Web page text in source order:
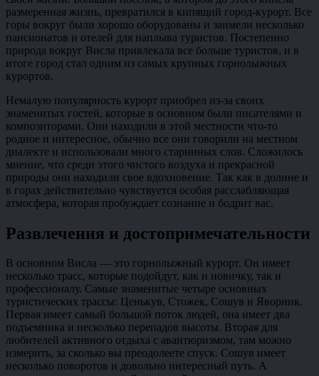
размеренная жизнь, превратился в кипящий город-курорт. Все
горы вокруг были хорошо оборудованы и заимели несколько
пансионатов и отелей для наплыва туристов. Постепенно
природа вокруг Висла привлекала все больше туристов, и в
итоге город стал одним из самых крупных горнолыжных
курортов.
Немалую популярность курорт приобрел из-за своих
знаменитых гостей, которые в основном были писателями и
композиторами. Они находили в этой местности что-то
родное и интересное, обычно все они говорили на местном
диалекте и использовали много старинных слов. Сложилось
мнение, что среди этого чистого воздуха и прекрасной
природы они находили свое вдохновение. Так как в долине и
в горах действительно чувствуется особая расслабляющая
атмосфера, которая пробуждает сознание и бодрит вас.
Развлечения и достопримечательности
В основном Висла — это горнолыжный курорт. Он имеет
несколько трасс, которые подойдут, как и новичку, так и
профессионалу. Самые знаменитые четыре основных
туристических трассы: Ценькув, Стожек, Сошув и Яворник.
Первая имеет самый большой поток людей, она имеет два
подъемника и несколько перепадов высоты. Вторая для
любителей активного отдыха с авантюризмом, там можно
измерить, за сколько вы преодолеете спуск. Сошув имеет
несколько поворотов и довольно интересный путь. А